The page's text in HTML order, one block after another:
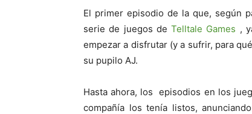
El primer episodio de la que, según
serie de juegos deTelltale Games ,
empezar a disfrutar (y a sufrir, para
su pupilo AJ.
Hasta ahora, los episodios en los
compañía los tenía listos,